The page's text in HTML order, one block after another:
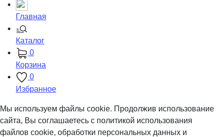
Главная
Каталог
0
Корзина
0
Избранное
Мы используем файлы cookie. Продолжив использование
сайта, Вы соглашаетесь с политикой использования
файлов cookie, обработки персональных данных и